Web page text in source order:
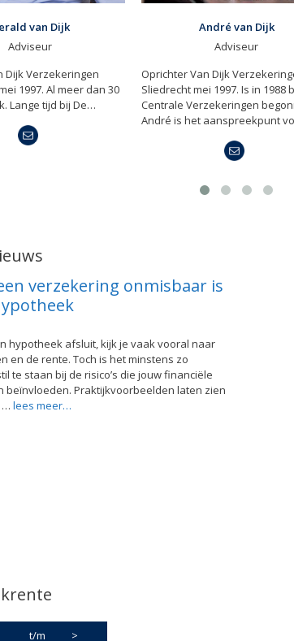
van Dijk
Adviseur
Dijk Verzekeringen
1997. Is in 1988 bij De
begonnen.
Bert van Genderen
Adviseur
Sinds 1 augustus 1998 in dienst
Dijk Verzekeringen Sliedrecht.
Beschikt over het WFT diploma
erkend hypotheekadviseur.…
verzekering onmisbaar is
hypotheek afsluit, kijk je vaak vooral naar
en de rente. Toch is het minstens zo
te staan bij de risico’s die jouw financiële
beïnvloeden. Praktijkvoorbeelden laten zien
… lees meer…
t/m >